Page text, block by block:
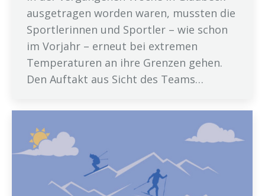
ausgetragen worden waren, mussten die
Sportlerinnen und Sportler – wie schon
im Vorjahr – erneut bei extremen
Temperaturen an ihre Grenzen gehen.
Den Auftakt aus Sicht des Teams…